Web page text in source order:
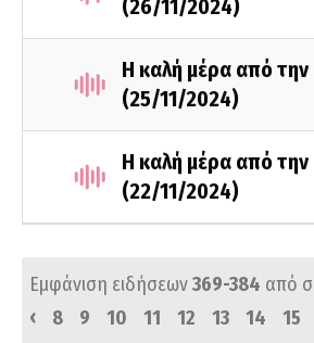
(26/11/2024)
Η καλή μέρα από την
(25/11/2024)
Η καλή μέρα από την
(22/11/2024)
Εμφάνιση ειδήσεων369-384 από
‹
8 9 10 11 12 13 14 15